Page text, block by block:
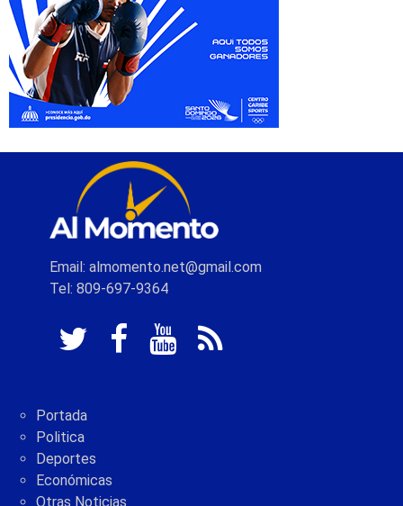
Email: almomento.net@gmail.com
Tel: 809-697-9364
Portada
Politica
Deportes
Económicas
Otras Noticias